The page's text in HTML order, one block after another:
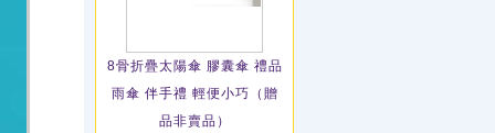
8骨折疊太陽傘 膠囊傘 禮品
雨傘 伴手禮 輕便小巧（贈
品非賣品）